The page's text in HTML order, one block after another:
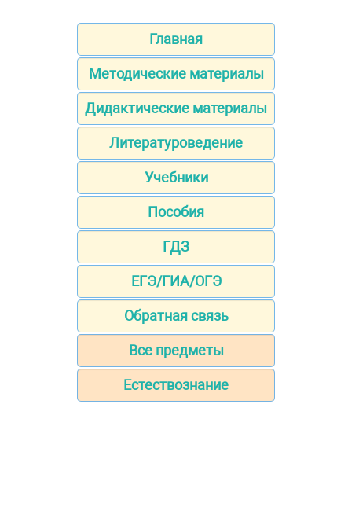
Главная
Методические материалы
Дидактические материалы
Литературоведение
Учебники
Пособия
ГДЗ
ЕГЭ/ГИА/ОГЭ
Обратная связь
Все предметы
Естествознание